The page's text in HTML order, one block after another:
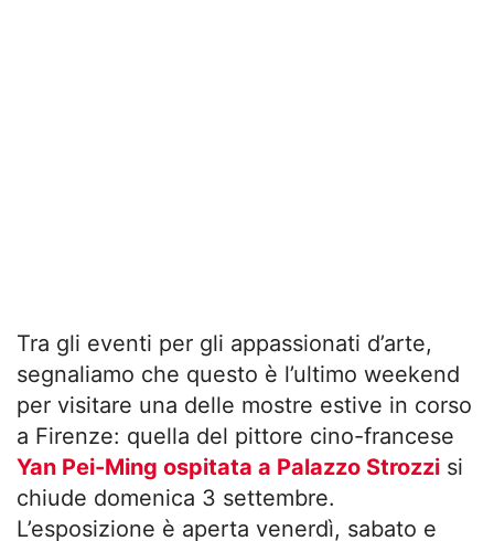
Tra gli eventi per gli appassionati d’arte,
segnaliamo che questo è l’ultimo weekend
per visitare una delle mostre estive in corso
a Firenze: quella del pittore cino-francese
Yan Pei-Ming ospitata a Palazzo Strozzi si
chiude domenica 3 settembre.
L’esposizione è aperta venerdì, sabato e